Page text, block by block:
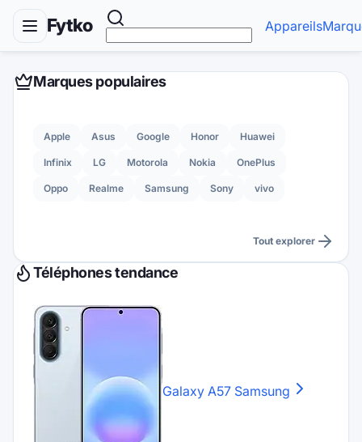
Fytko Appareils
Marques populaires
Apple Asus Google Honor Huawei
Infinix LG Motorola Nokia OnePlus
Oppo Realme Samsung Sony vivo
Tout explorer
Téléphones tendance
Galaxy A57 Samsung